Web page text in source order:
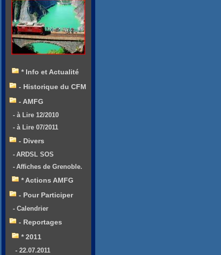
* Info et Actualité
- Historique du CFM
- AMFG
- à Lire 12/2010
- à Lire 07/2011
- Divers
- ARDSL SOS
- Affiches de Grenoble.
* Actions AMFG
- Pour Participer
- Calendrier
- Reportages
* 2011
- 22.07.2011